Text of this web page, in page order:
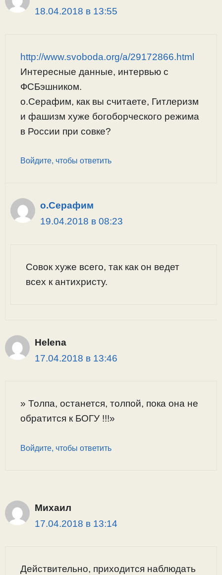
18.04.2018 в 13:55
http://www.svoboda.org/a/29172866.html
Интересные данные, интервью с
ФСБэшником.
о.Серафим, как вы считаете, Гитлеризм
и фашизм хуже богоборческого режима
в России при совке?
Войдите, чтобы ответить
о.Серафим
19.04.2018 в 08:23
Совок хуже всего, так как он ведет
всех к антихристу.
Helena
17.04.2018 в 13:46
» Толпа, останется, толпой, пока она не
обратится к БОГУ !!!»
Войдите, чтобы ответить
Михаил
17.04.2018 в 13:14
Действительно, приходится наблюдать